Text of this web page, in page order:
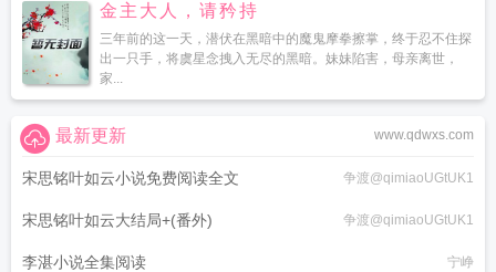
金主大人，请矜持
三年前的这一天，潜伏在黑暗中的魔鬼摩拳擦掌，终于忍不住探
出一只手，将虞星念拽入无尽的黑暗。妹妹陷害，母亲离世，
家...
www.qdwxs.com
最新更新
宋思铭叶如云小说免费阅读全文 争渡@qimiaoUGtUK1
宋思铭叶如云大结局+(番外) 争渡@qimiaoUGtUK1
李湛小说全集阅读 宁峥